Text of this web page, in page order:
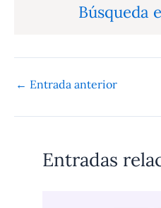
Búsqueda
← Entrada anterior
Entradas